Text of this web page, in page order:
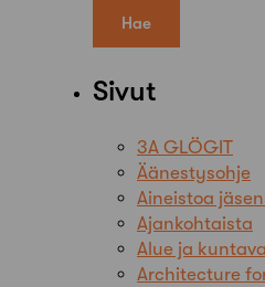
Sivut
3A GLÖGIT
Äänestysohje
Aineistoa
Ajankohtaista
Alue ja
Architecture